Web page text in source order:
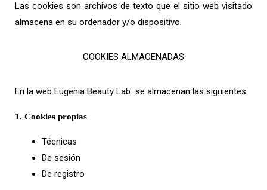
Las cookies son archivos de texto que el sitio web visitado
almacena en su ordenador y/o dispositivo.
COOKIES ALMACENADAS
En la web Eugenia Beauty Lab se almacenan las siguientes:
1. Cookies propias
Técnicas
De sesión
De registro